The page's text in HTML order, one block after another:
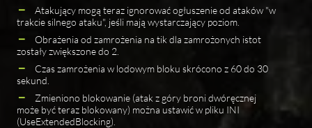
Atakujący mogą teraz ignorować ogłuszenie od ataków "w
trakcie silnego ataku", jeśli mają wystarczający poziom.
Obrażenia od zamrożenia na tik dla zamrożonych istot
zostały zwiększone do 2.
Czas zamrożenia w lodowym bloku skrócono z 60 do 30
sekund.
Zmieniono blokowanie (atak z góry broni dwóręcznej
może być teraz blokowany) można ustawić w pliku INI
(UseExtendedBlocking).